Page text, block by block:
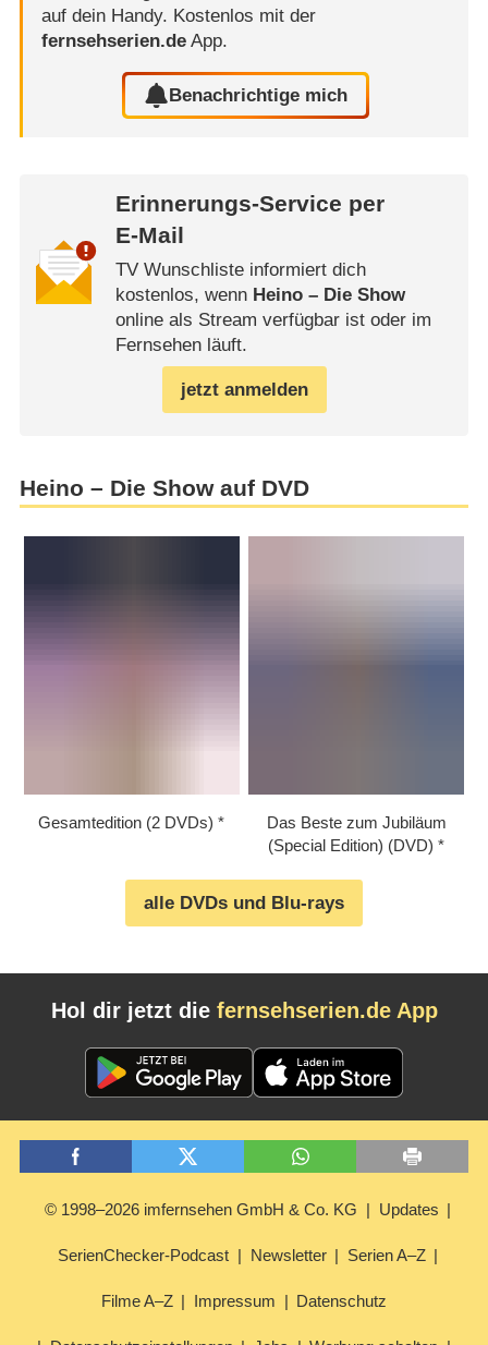
auf dein Handy. Kostenlos mit der
fernsehserien.deApp.
Benachrichtige mich
Erinnerungs-Service per
E-Mail
TV Wunschliste informiert dich
kostenlos, wenn Heino – Die Show
online als Stream verfügbar ist oder im
Fernsehen läuft.
jetzt anmelden
Heino – Die Show auf DVD
Gesamtedition (2 DVDs)
Das Beste zum Jubiläum
(Special Edition) (DVD)
alle DVDs und Blu-rays
Hol dir jetzt die fernsehserien.de App
© 1998–2026 imfernsehen GmbH & Co. KG Updates
SerienChecker-Podcast Newsletter Serien A–Z
Filme A–Z Impressum Datenschutz